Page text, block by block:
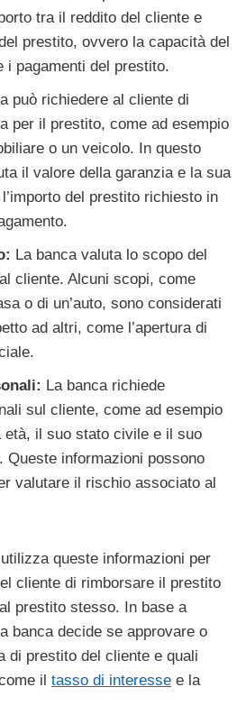
tra il reddito del cliente e
prestito, ovvero la capacità del
i pagamenti del prestito.
può richiedere al cliente di
per il prestito, come ad esempio
o un veicolo. In questo
il valore della garanzia e la sua
del prestito richiesto in
La banca valuta lo scopo del
cliente. Alcuni scopi, come
o di un’auto, sono considerati
ad altri, come l’apertura di
La banca richiede
sul cliente, come ad esempio
età, il suo stato civile e il suo
Queste informazioni possono
valutare il rischio associato al
queste informazioni per
cliente di rimborsare il prestito
prestito stesso. In base a
banca decide se approvare o
di prestito del cliente e quali
il tasso di interesse e la